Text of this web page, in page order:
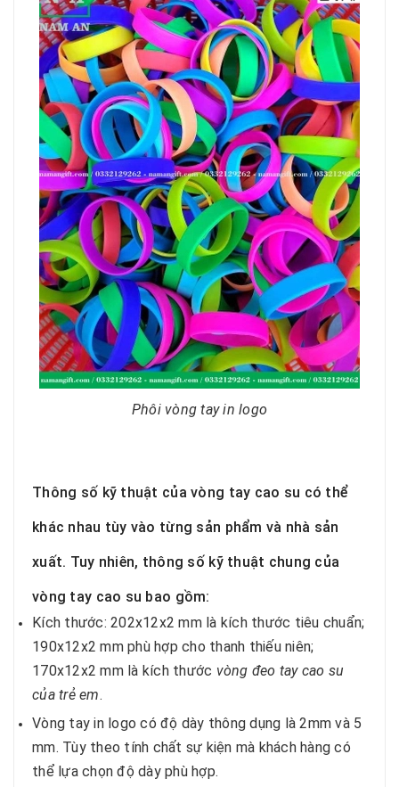
Phôi vòng tay in logo
Thông số kỹ thuật của vòng tay cao su có thể
khác nhau tùy vào từng sản phẩm và nhà sản
xuất. Tuy nhiên, thông số kỹ thuật chung của
vòng tay cao su bao gồm:
Kích thước: 202x12x2 mm là kích thước tiêu chuẩn;
190x12x2 mm phù hợp cho thanh thiếu niên;
170x12x2 mm là kích thước vòng đeo tay cao su
của trẻ em.
Vòng tay in logo có độ dày thông dụng là 2mm và 5
mm. Tùy theo tính chất sự kiện mà khách hàng có
thể lựa chọn độ dày phù hợp.